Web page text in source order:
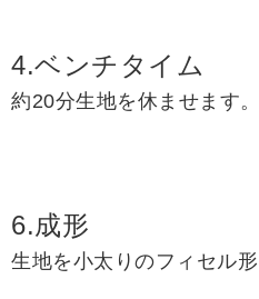
4.ベンチタイム
約20分生地を休ませます。
6.成形
生地を小太りのフィセル形